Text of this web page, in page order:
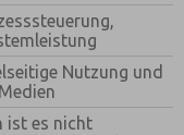
Nutzung und
ist es nicht
gelesen und
von mir
und
dabei nur
und